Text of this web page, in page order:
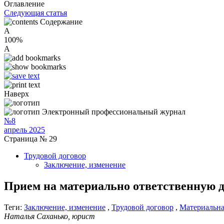
Оглавление
Следующая статья
Содержание
A
100%
A
Наверх
Электронный профессиональный журнал
№8
апрель 2025
Страница № 29
Трудовой договор
Заключение, изменение
Прием на материально ответственную
Теги: Заключение, изменение , Трудовой договор ,
Наталья Саханько, юрист